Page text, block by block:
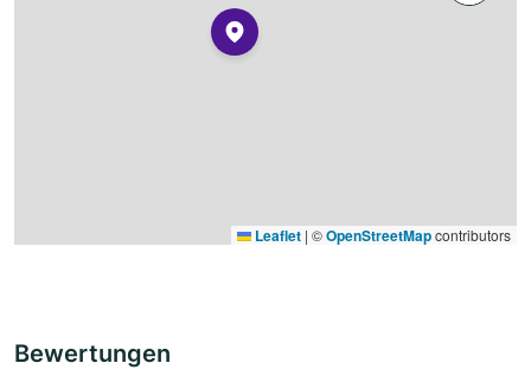
Leaflet | ©OpenStreetMapcontributors
Bewertungen